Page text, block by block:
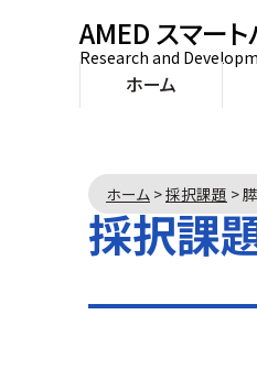
AMED スマー
Research and
ホーム
ホーム >採択課題 >
採択課